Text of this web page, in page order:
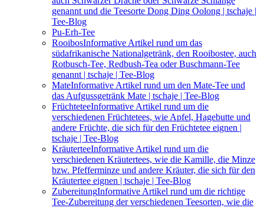
genannt und die Teesorte Dong Ding Oolong | tschaje |
Tee-Blog
Pu-Erh-Tee
RooibosInformative Artikel rund um das
südafrikanische Nationalgetränk, den Rooibostee, auch
Rotbusch-Tee, Redbush-Tea oder Buschmann-Tee
genannt | tschaje | Tee-Blog
MateInformative Artikel rund um den Mate-Tee und
das Aufgussgetränk Mate | tschaje | Tee-Blog
FrüchteteeInformative Artikel rund um die
verschiedenen Früchtetees, wie Apfel, Hagebutte und
andere Früchte, die sich für den Früchtetee eignen |
tschaje | Tee-Blog
KräuterteeInformative Artikel rund um die
verschiedenen Kräutertees, wie die Kamille, die Minze
bzw. Pfefferminze und andere Kräuter, die sich für den
Kräutertee eignen | tschaje | Tee-Blog
ZubereitungInformative Artikel rund um die richtige
Tee-Zubereitung der verschiedenen Teesorten, wie die